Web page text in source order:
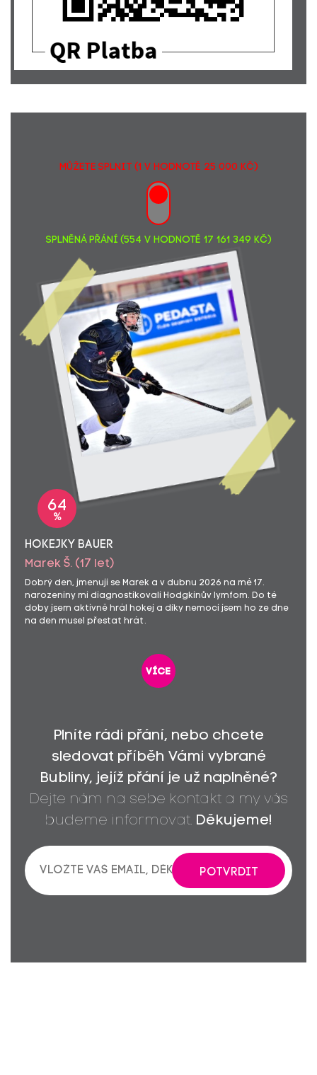
MŮŽETE SPLNIT (1 v hodnotě 25 000 Kč)
SPLNĚNÁ PŘÁNÍ (554 v hodnotě 17 161 349 Kč)
64
%
HOKEJKY BAUER
Marek Š. (17 let)
Dobrý den, jmenuji se Marek a v dubnu 2026 na mé 17.
narozeniny mi diagnostikovali Hodgkinův lymfom. Do té
doby jsem aktivně hrál hokej a díky nemoci jsem ho ze dne
na den musel přestat hrát.
více
Plníte rádi přání, nebo chcete
sledovat příběh Vámi vybrané
Bubliny, jejíž přání je už naplněné?
Dejte nám na sebe kontakt a my vás
budeme informovat. Děkujeme!
POTVRDIT